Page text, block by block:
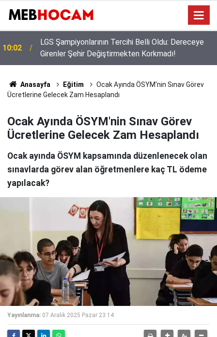
09:02
Bakan Yusuf Tekin Başkanlığında Şırnak’ta 81 İl
Müdürüyle Eğitim Zirvesi
Anasayfa Eğitim
Ocak Ayında ÖSYM'nin Sınav Görev
Ücretlerine Gelecek Zam Hesaplandı
Ocak Ayında ÖSYM'nin Sınav Görev
Ücretlerine Gelecek Zam Hesaplandı
Ocak ayında ÖSYM kapsamında düzenlenecek olan
sınavlarda görev alan öğretmenlere kaç TL ödeme
yapılacak?
Yayınlanma: 07 Aralık 2025 Pazar 23:14